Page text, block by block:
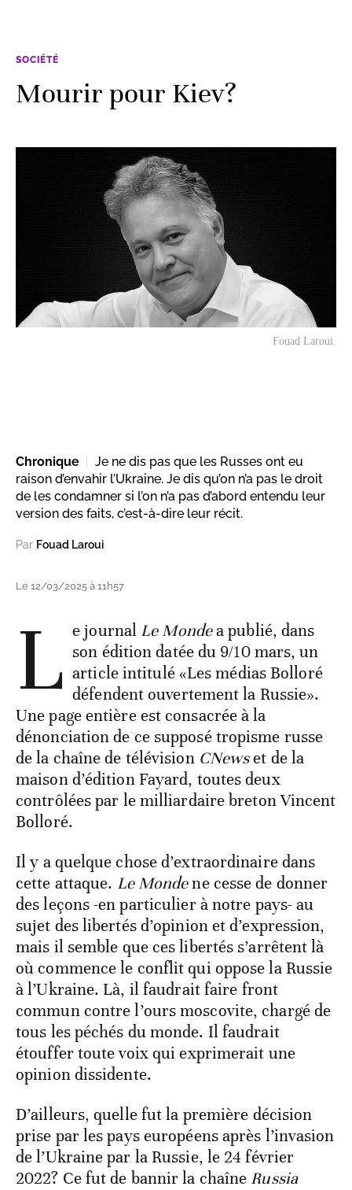
SOCIÉTÉ
Mourir pour Kiev?
Fouad Laroui.
Chronique
Je ne dis pas que les Russes ont eu
raison d’envahir l’Ukraine. Je dis qu’on n’a pas le droit
de les condamner si l’on n’a pas d’abord entendu leur
version des faits, c’est-à-dire leur récit.
Par Fouad Laroui
Le 12/03/2025 à 11h57
L e journal Le Mondea publié, dans
son édition datée du 9/10 mars, un
article intitulé «Les médias Bolloré
défendent ouvertement la Russie».
Une page entière est consacrée à la
dénonciation de ce supposé tropisme russe
de la chaîne de télévision CNewset de la
maison d’édition Fayard, toutes deux
contrôlées par le milliardaire breton Vincent
Bolloré.
Il y a quelque chose d’extraordinaire dans
cette attaque. Le Mondene cesse de donner
des leçons -en particulier à notre pays- au
sujet des libertés d’opinion et d’expression,
mais il semble que ces libertés s’arrêtent là
où commence le conflit qui oppose la Russie
à l’Ukraine. Là, il faudrait faire front
commun contre l’ours moscovite, chargé de
tous les péchés du monde. Il faudrait
étouffer toute voix qui exprimerait une
opinion dissidente.
D’ailleurs, quelle fut la première décision
prise par les pays européens après l’invasion
de l’Ukraine par la Russie, le 24 février
2022? Ce fut de bannir la chaîne Russia